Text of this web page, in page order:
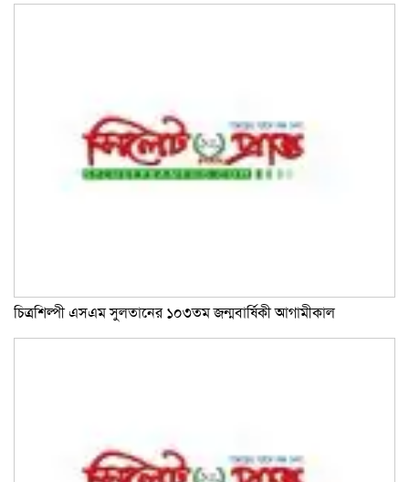
চিত্রশিল্পী এসএম সুলতানের ১০৩তম জন্মবার্ষিকী আগামীকাল